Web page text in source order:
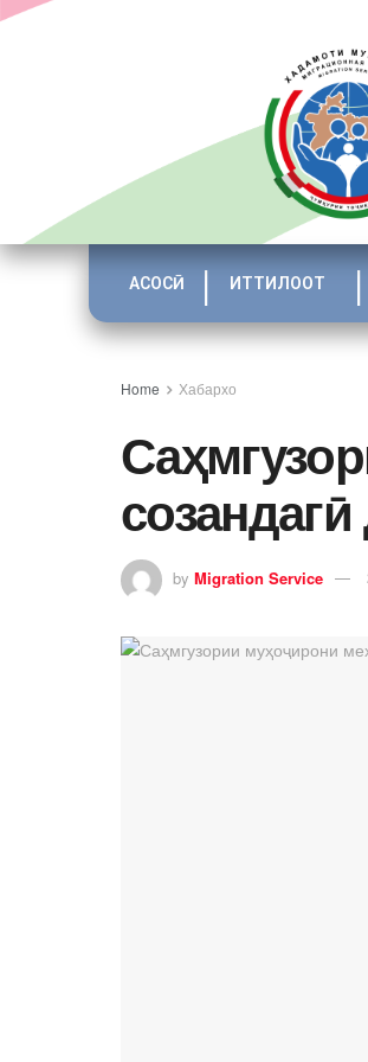
АСОСӢ ИТТИЛООТ
Home Хабархо
by Migration Service